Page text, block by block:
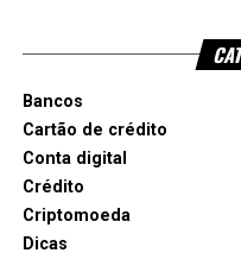
Bancos
Cartão de crédito
Conta digital
Crédito
Criptomoeda
Dicas